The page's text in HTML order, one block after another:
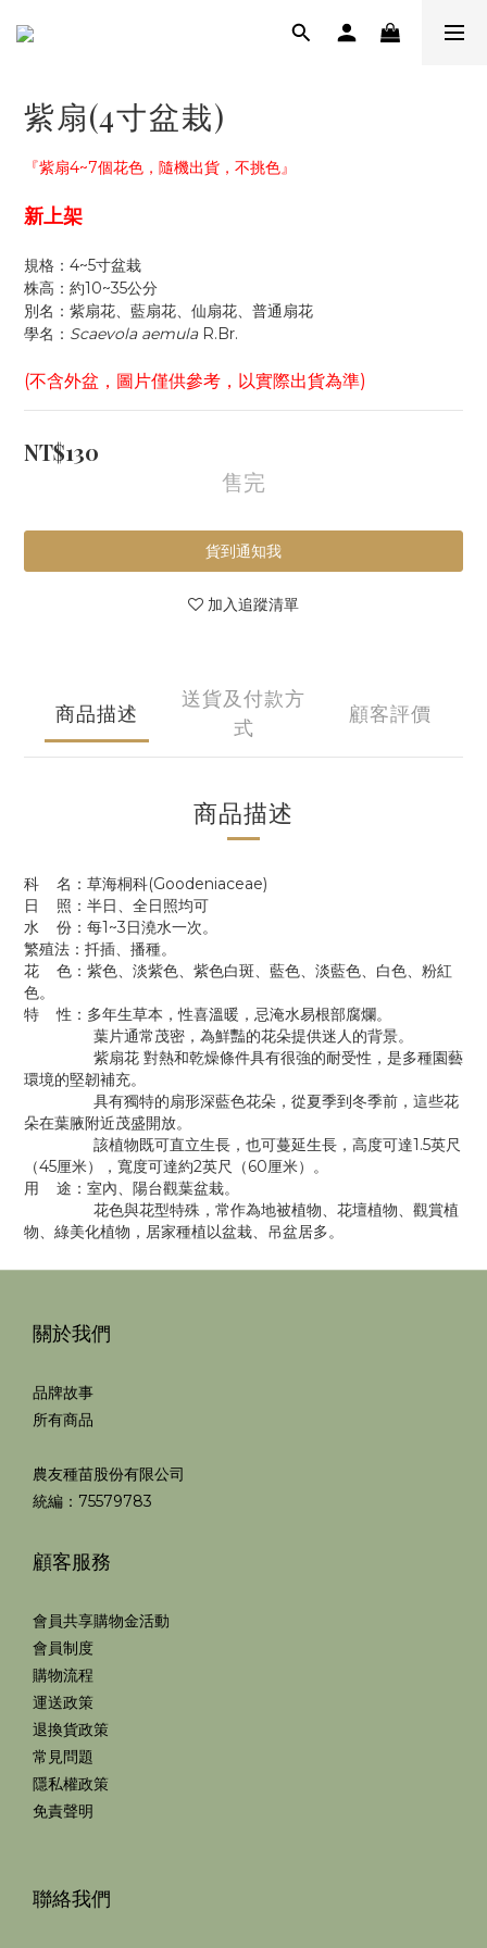
紫扇(4寸盆栽)
『紫扇4~7個花色，隨機出貨，不挑色』
新上架
規格：4~5寸盆栽
株高：約10~35公分
別名：紫扇花、藍扇花、仙扇花、普通扇花
學名： Scaevola aemula R.Br.
(不含外盆，圖片僅供參考，以實際出貨為準)
NT$130
售完
貨到通知我
加入追蹤清單
商品描述
送貨及付款方
式
顧客評價
商品描述
科 名：草海桐科(Goodeniaceae)
日 照：半日、全日照均可
水 份：每1~3日澆水一次。
繁殖法：扦插、播種。
花 色：紫色、淡紫色、紫色白斑、藍色、淡藍色、白色、粉紅
色。
特 性：多年生草本，性喜溫暖，忌淹水易根部腐爛。
葉片通常茂密，為鮮豔的花朵提供迷人的背景。
紫扇花 對熱和乾燥條件具有很強的耐受性，是多種園藝
環境的堅韌補充。
具有獨特的扇形深藍色花朵，從夏季到冬季前，這些花
朵在葉腋附近茂盛開放。
該植物既可直立生長，也可蔓延生長，高度可達1.5英尺
（45厘米），寬度可達約2英尺（60厘米）。
用 途：室內、陽台觀葉盆栽。
花色與花型特殊，常作為地被植物、花壇植物、觀賞植
物、綠美化植物，居家種植以盆栽、吊盆居多。
關於我們
品牌故事
所有商品
農友種苗股份有限公司
統編：75579783
顧客服務
會員共享購物金活動
會員制度
購物流程
運送政策
退換貨政策
常見問題
隱私權政策
免責聲明
聯絡我們